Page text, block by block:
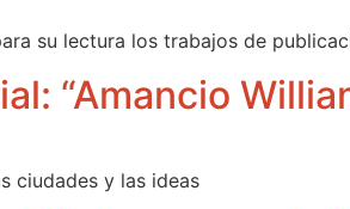
su lectura los trabajos de
“Amancio
ciudades y las ideas